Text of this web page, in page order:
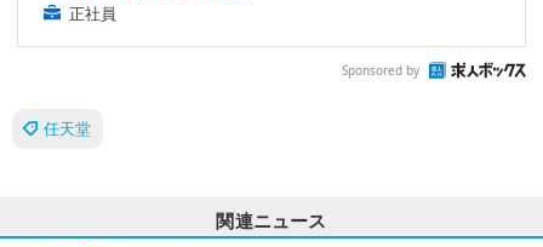
正社員
Sponsored by
任天堂
関連ニュース